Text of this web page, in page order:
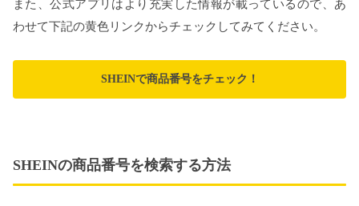
また、公式アプリはより充実した情報が載っているので、あ
わせて下記の黄色リンクからチェックしてみてください。
SHEINで商品番号をチェック！
SHEINの商品番号を検索する方法